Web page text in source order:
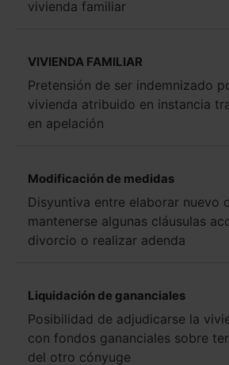
vivienda familiar
VIVIENDA FAMILIAR
Pretensión de ser indemnizado
vivienda atribuido en instancia
en apelación
Modificación de medidas
Disyuntiva entre elaborar nuevo
mantenerse algunas cláusulas
divorcio o realizar adenda
Liquidación de gananciales
Posibilidad de adjudicarse la
con fondos gananciales sobre
del otro cónyuge